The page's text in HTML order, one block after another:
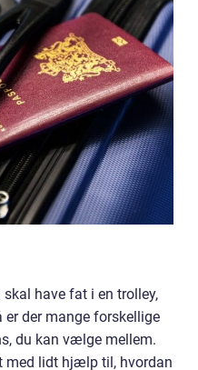
have fat i en trolley,
er der mange forskellige
du kan vælge mellem.
med lidt hjælp til, hvordan